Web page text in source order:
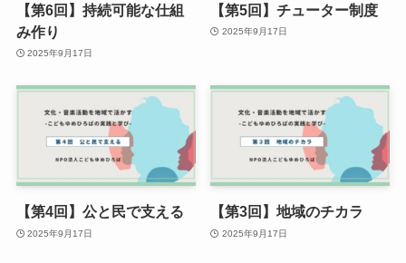
【第6回】持続可能な仕組
み作り
2025年9月17日
【第5回】チューター制度
2025年9月17日
【第4回】公と民で支える
2025年9月17日
【第3回】地域のチカラ
2025年9月17日